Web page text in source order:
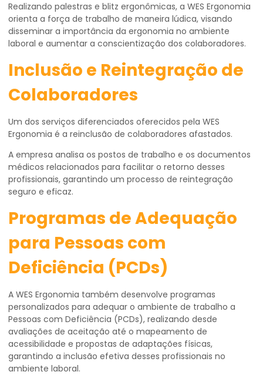
Realizando palestras e blitz ergonômicas, a WES Ergonomia
orienta a força de trabalho de maneira lúdica, visando
disseminar a importância da ergonomia no ambiente
laboral e aumentar a conscientização dos colaboradores.
Inclusão e Reintegração de
Colaboradores
Um dos serviços diferenciados oferecidos pela WES
Ergonomia é a reinclusão de colaboradores afastados.
A empresa analisa os postos de trabalho e os documentos
médicos relacionados para facilitar o retorno desses
profissionais, garantindo um processo de reintegração
seguro e eficaz.
Programas de Adequação
para Pessoas com
Deficiência (PCDs)
A WES Ergonomia também desenvolve programas
personalizados para adequar o ambiente de trabalho a
Pessoas com Deficiência (PCDs), realizando desde
avaliações de aceitação até o mapeamento de
acessibilidade e propostas de adaptações físicas,
garantindo a inclusão efetiva desses profissionais no
ambiente laboral.